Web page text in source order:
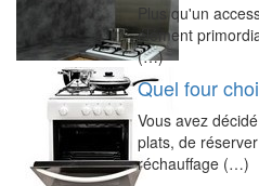
Plus qu'un
élément
(…)
Quel four
Vous avez
plats, de
réchauffage (…)